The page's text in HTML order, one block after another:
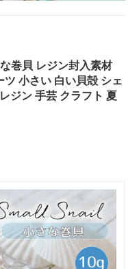
巻貝 レジン封入素材
小さい 白い貝殻 シェ
ジン 手芸 クラフト 夏